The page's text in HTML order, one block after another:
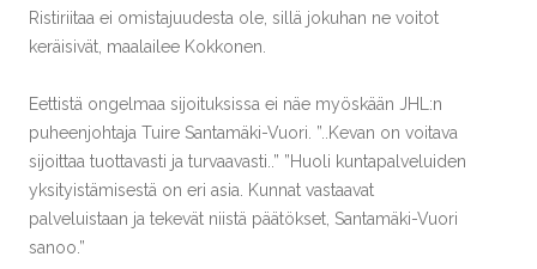
Ristiriitaa ei omistajuudesta ole, sillä jokuhan ne voitot
keräisivät, maalailee Kokkonen.
Eettistä ongelmaa sijoituksissa ei näe myöskään JHL:n
puheenjohtaja Tuire Santamäki-Vuori. ”..Kevan on voitava
sijoittaa tuottavasti ja turvaavasti..” ”Huoli kuntapalveluiden
yksityistämisestä on eri asia. Kunnat vastaavat
palveluistaan ja tekevät niistä päätökset, Santamäki-Vuori
sanoo.”